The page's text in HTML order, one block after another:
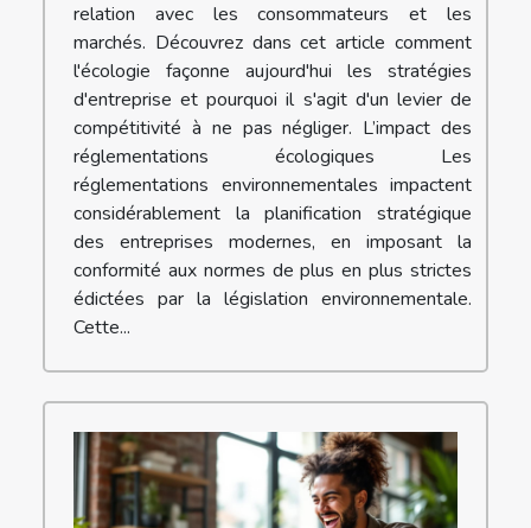
relation avec les consommateurs et les
marchés. Découvrez dans cet article comment
l'écologie façonne aujourd'hui les stratégies
d'entreprise et pourquoi il s'agit d'un levier de
compétitivité à ne pas négliger. L’impact des
réglementations écologiques Les
réglementations environnementales impactent
considérablement la planification stratégique
des entreprises modernes, en imposant la
conformité aux normes de plus en plus strictes
édictées par la législation environnementale.
Cette...